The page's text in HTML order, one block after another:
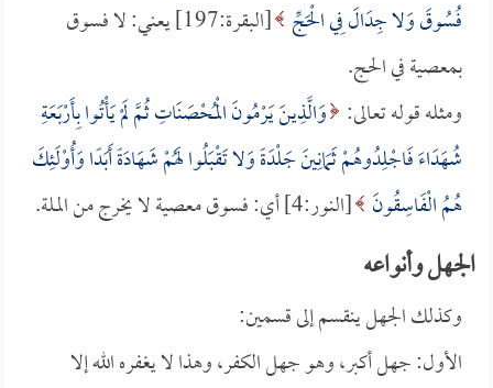
فُسُوقَ وَلا جِدَالَ فِي الْحَجِّ
[البقرة:197] يعني: لا فسوق
بمعصية في الحج.
ومثله قوله تعالى: وَالَّذِينَ يَرْمُونَ الْمُحْصَنَاتِ ثُمَّ لَمْ يَأْتُوا بِأَرْبَعَةِ
شُهَدَاءَ فَاجْلِدُوهُمْ ثَمَانِينَ جَلْدَةً وَلا تَقْبَلُوا لَهُمْ شَهَادَةً أَبَدًا وَأُوْلَئِكَ
هُمُ الْفَاسِقُونَ [النور:4] أي: فسوق معصية لا يخرج من الملة.
الجهل وأنواعه
وكذلك الجهل ينقسم إلى قسمين:
الأول: جهل أكبر، وهو جهل الكفر، وهذا لا يغفره الله إلا